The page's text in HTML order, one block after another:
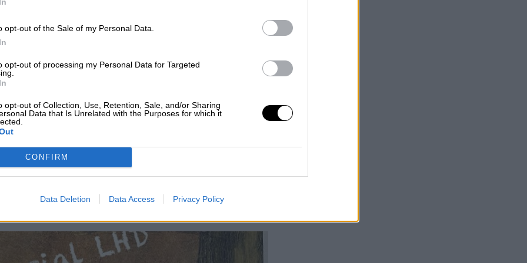
opt-out of the Sale of my Personal Data.
opt-out of processing my Personal Data for Targeted
opt-out of Collection, Use, Retention, Sale, and/or Sharing
Data that Is Unrelated with the Purposes for which it
CONFIRM
Data Deletion Data Access Privacy Policy
COLECTIVO O NO ES
solo si su intención es destruir al otro. La verdadera lealtad no
(PSOE), en lugar de ser un mero evento mediático y un
planteado como una profunda reflexión sobre el
políticos en particular: su desconexión con la
siendo un coto cerrado de elegidos por la divinidad y